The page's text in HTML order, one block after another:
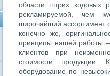
области штрих кодовых
рекламируемой, чем
широчайший ассортимент
конечно же,
принципы нашей работы
клиентов при
стоимости продукции.
оборудование по